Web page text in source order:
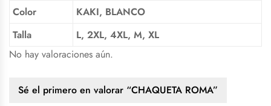
Color
KAKI, BLANCO
Talla
L, 2XL, 4XL, M, XL
No hay valoraciones aún.
Sé el primero en valorar “CHAQUETA ROMA”